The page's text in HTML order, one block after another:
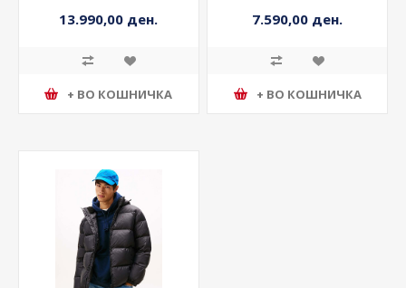
13.990,00 ден.
+ ВО КОШНИЧКА
7.590,00 ден.
+ ВО КОШНИЧКА